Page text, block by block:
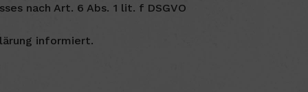
nach Art. 6 Abs. 1 lit. f DSGVO
informiert.